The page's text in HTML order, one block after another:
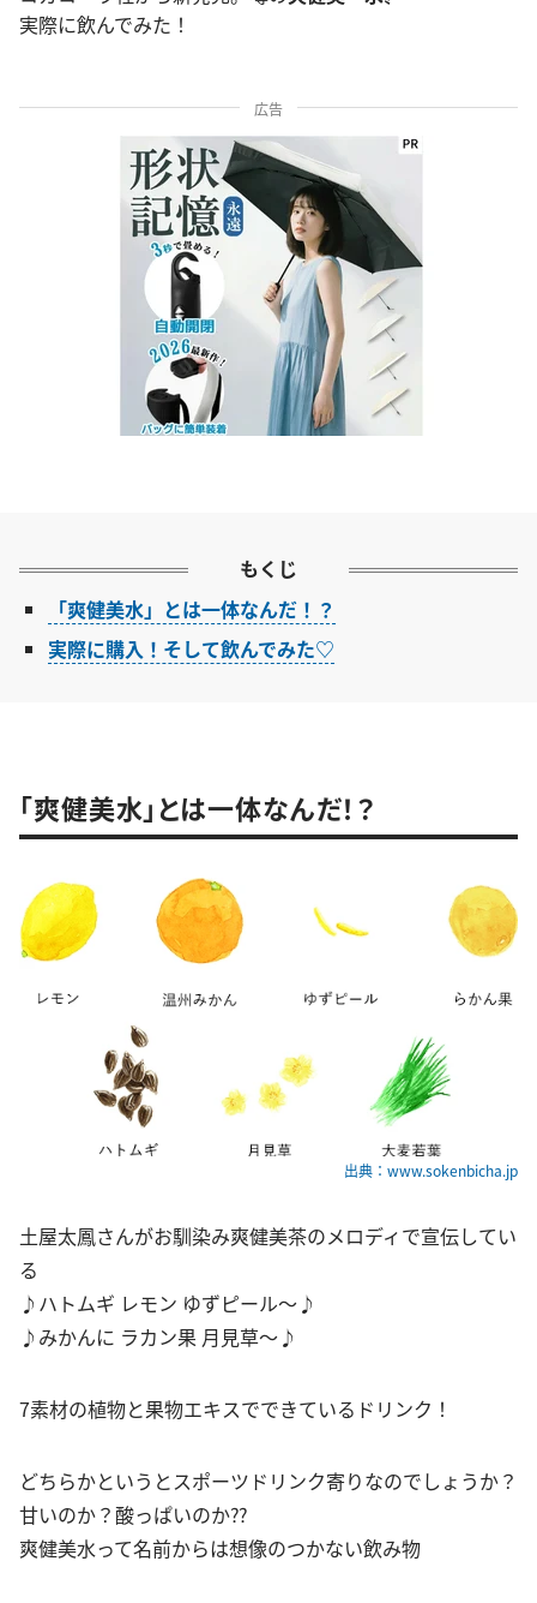
実際に飲んでみた！
広告
もくじ
「爽健美水」とは一体なんだ！？
実際に購入！そして飲んでみた♡
「爽健美水」とは一体なんだ！？
出典：www.sokenbicha.jp
土屋太鳳さんがお馴染み爽健美茶のメロディで宣伝してい
る
♪ハトムギ レモン ゆずピール〜♪
♪みかんに ラカン果 月見草〜♪
7素材の植物と果物エキスでできているドリンク！
どちらかというとスポーツドリンク寄りなのでしょうか？
甘いのか？酸っぱいのか⁇
爽健美水って名前からは想像のつかない飲み物